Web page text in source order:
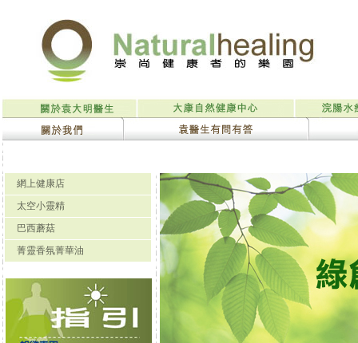
網上健康店
太空小靈精
巴西蘑菇
菁靈香氛菁華油